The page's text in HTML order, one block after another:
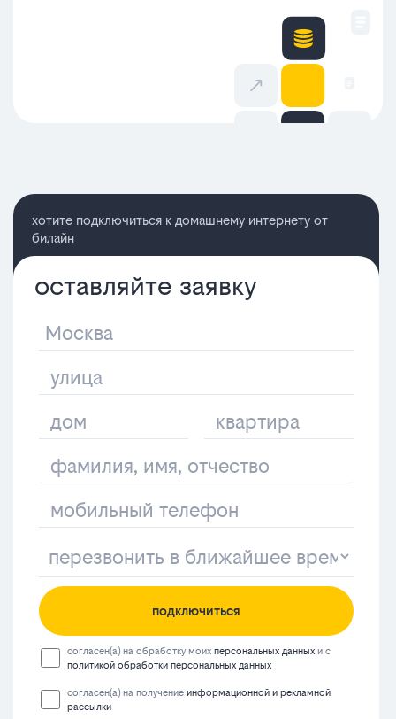
хотите подключиться к домашнему интернету от
билайн
оставляйте заявку
подключиться
согласен(а) на обработку моихперсональных данных и с
политикой обработки персональных данных
согласен(а) на получениеинформационной и рекламной
рассылки